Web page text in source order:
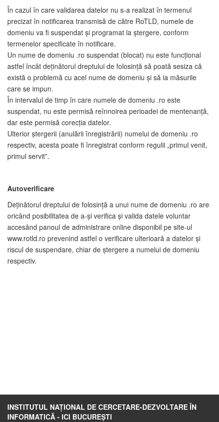
În cazul în care validarea datelor nu s-a realizat în termenul
precizat în notificarea transmisă de către RoTLD, numele de
domeniu va fi suspendat și programat la ștergere, conform
termenelor specificate în notificare.
Un nume de domeniu .ro suspendat (blocat) nu este funcțional
astfel încât deținătorul dreptului de folosință să poată sesiza că
există o problemă cu acel nume de domeniu și să ia măsurile
care se impun.
În intervalul de timp în care numele de domeniu .ro este
suspendat, nu este permisă reînnoirea perioadei de mentenanță,
dar este permisă corecția datelor.
Ulterior ștergerii (anulării înregistrării) numelui de domeniu .ro
respectiv, acesta poate fi înregistrat conform regulii „primul venit,
primul servit”.
Autoverificare
Deținătorul dreptului de folosință a unui nume de domeniu .ro are
oricând posibilitatea de a-și verifica și valida datele voluntar
accesând panoul de administrare online disponibil pe site-ul
www.rotld.ro prevenind astfel o verificare ulterioară a datelor și
riscul de suspendare, chiar de ștergere a numelui de domeniu
respectiv.
INSTITUTUL NAȚIONAL DE CERCETARE-DEZVOLTARE ÎN
INFORMATICĂ - ICI BUCUREȘTI